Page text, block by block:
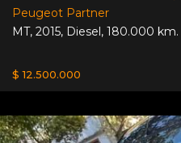
Peugeot Partner
MT, 2015, Diesel, 180.000 km.
$ 12.500.000